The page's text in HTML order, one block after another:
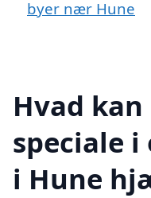
byer nær Hune
Hvad
speciale
i Hune